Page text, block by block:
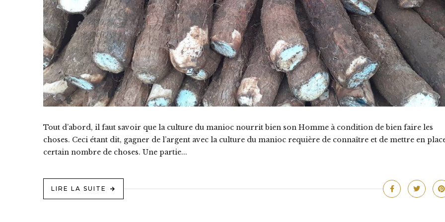
Tout d’abord, il faut savoir que la culture du manioc nourrit bien son Homme à condition de bien faire les
choses. Ceci étant dit, gagner de l’argent avec la culture du manioc requière de connaître et de mettre en
certain nombre de choses. Une partie...
LIRE LA SUITE